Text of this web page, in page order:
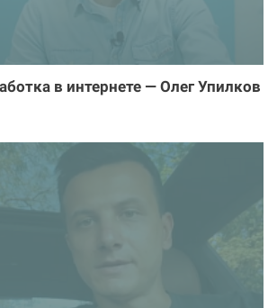
в интернете — Олег Упилков